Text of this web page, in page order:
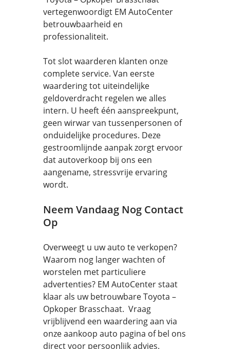
vertegenwoordigt EM AutoCenter
betrouwbaarheid en
professionaliteit.
Tot slot waarderen klanten onze
complete service. Van eerste
waardering tot uiteindelijke
geldoverdracht regelen we alles
intern. U heeft één aanspreekpunt,
geen wirwar van tussenpersonen of
onduidelijke procedures. Deze
gestroomlijnde aanpak zorgt ervoor
dat autoverkoop bij ons een
aangename, stressvrije ervaring
wordt.
Neem Vandaag Nog Contact
Op
Overweegt u uw auto te verkopen?
Waarom nog langer wachten of
worstelen met particuliere
advertenties? EM AutoCenter staat
klaar als uw betrouwbare Toyota –
Opkoper Brasschaat. Vraag
vrijblijvend een waardering aan via
onze aankoop auto pagina of bel ons
direct voor persoonlijk advies.